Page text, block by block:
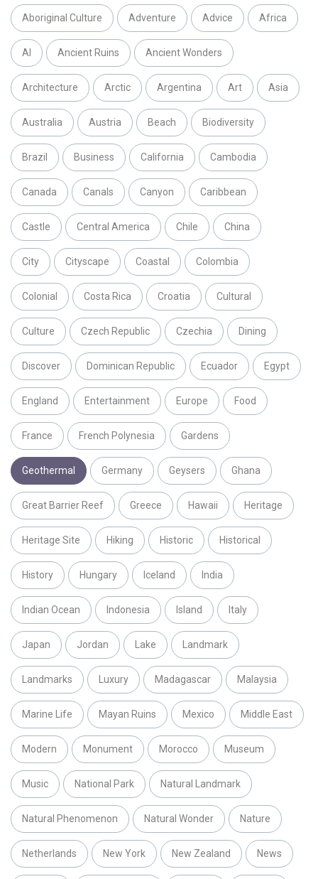
Aboriginal Culture Adventure Advice Africa
AI Ancient Ruins Ancient Wonders
Architecture Arctic Argentina Art Asia
Australia Austria Beach Biodiversity
Brazil Business California Cambodia
Canada Canals Canyon Caribbean
Castle Central America Chile China
City Cityscape Coastal Colombia
Colonial Costa Rica Croatia Cultural
Culture Czech Republic Czechia Dining
Discover Dominican Republic Ecuador Egypt
England Entertainment Europe Food
France French Polynesia Gardens
Geothermal Germany Geysers Ghana
Great Barrier Reef Greece Hawaii Heritage
Heritage Site Hiking Historic Historical
History Hungary Iceland India
Indian Ocean Indonesia Island Italy
Japan Jordan Lake Landmark
Landmarks Luxury Madagascar Malaysia
Marine Life Mayan Ruins Mexico Middle East
Modern Monument Morocco Museum
Music National Park Natural Landmark
Natural Phenomenon Natural Wonder Nature
Netherlands New York New Zealand News